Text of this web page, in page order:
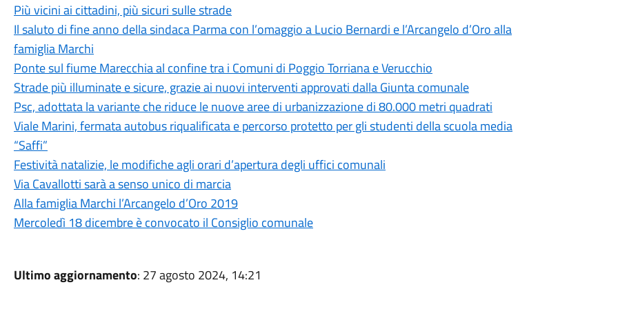
Più vicini ai cittadini, più sicuri sulle strade
Il saluto di fine anno della sindaca Parma con l’omaggio a Lucio Bernardi e l’Arcangelo d’Oro alla
famiglia Marchi
Ponte sul fiume Marecchia al confine tra i Comuni di Poggio Torriana e Verucchio
Strade più illuminate e sicure, grazie ai nuovi interventi approvati dalla Giunta comunale
Psc, adottata la variante che riduce le nuove aree di urbanizzazione di 80.000 metri quadrati
Viale Marini, fermata autobus riqualificata e percorso protetto per gli studenti della scuola media
“Saffi”
Festività natalizie, le modifiche agli orari d’apertura degli uffici comunali
Via Cavallotti sarà a senso unico di marcia
Alla famiglia Marchi l’Arcangelo d’Oro 2019
Mercoledì 18 dicembre è convocato il Consiglio comunale
Ultimo aggiornamento: 27 agosto 2024, 14:21